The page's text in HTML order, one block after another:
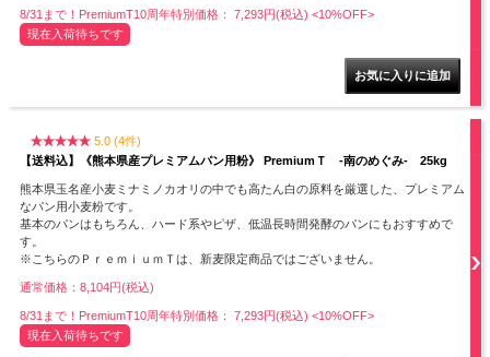
8/31まで！PremiumT10周年特別価格： 7,293円(税込) <10%OFF>
現在入荷待ちです
5.0 (4件)
【送料込】《熊本県産プレミアムパン用粉》 PremiumＴ -南のめぐみ- 25kg
熊本県玉名産小麦ミナミノカオリの中でも高たん白の原料を厳選した、プレミアム
なパン用小麦粉です。
基本のパンはもちろん、ハード系やピザ、低温長時間発酵のパンにもおすすめで
す。
※こちらのＰｒｅｍｉｕｍＴは、新麦限定商品ではございません。
通常価格：8,104円(税込)
8/31まで！PremiumT10周年特別価格： 7,293円(税込) <10%OFF>
現在入荷待ちです